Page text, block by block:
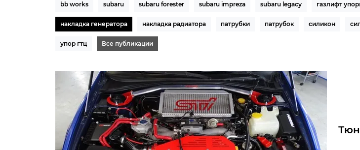
bb works subaru subaru forester subaru impreza subaru legacy газлифт
накладка генератора накладка радиатора патрубки патрубок силикон
упор гтц Все публикации